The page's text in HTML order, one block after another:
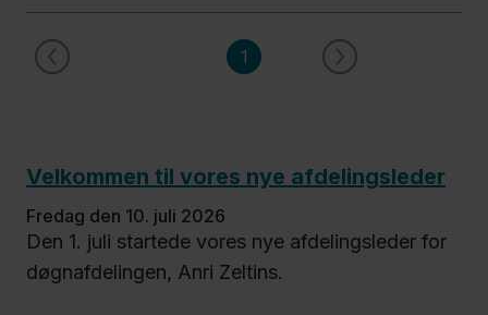
undervisning
Pædagogikken
Kompetencecentret
1
Velkommen til vores nye afdelingsleder
fredag den 10. juli 2026
Den 1. juli startede vores nye afdelingsleder for
døgnafdelingen, Anri Zeltins.